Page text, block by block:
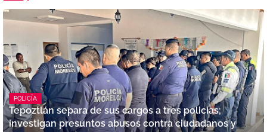
POLICÍA
Tepoztlán separa de sus cargos a tres policías;
investigan presuntos abusos contra ciudadanos y